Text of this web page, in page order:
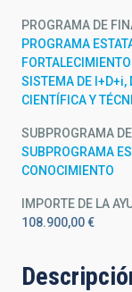
PROGRAMA DE
PROGRAMA
SISTEMA DE I+D+i,
CIENTÍFICA Y
SUBPROGRAMA
SUBPROGRAMA
CONOCIMIENTO
IMPORTE DE LA
108.900,00 €